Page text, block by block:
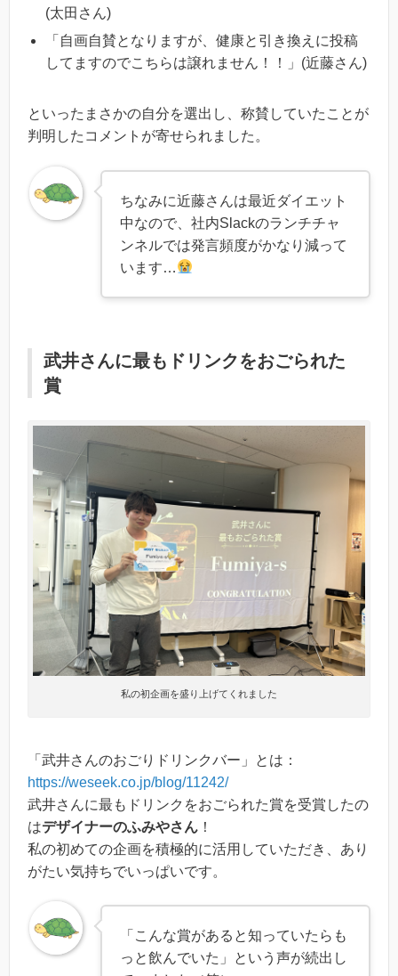
(太田さん)
「自画自賛となりますが、健康と引き換えに投稿
してますのでこちらは譲れません！！」(近藤さん)
といったまさかの自分を選出し、称賛していたことが
判明したコメントが寄せられました。
ちなみに近藤さんは最近ダイエット
中なので、社内Slackのランチチャ
ンネルでは発言頻度がかなり減って
います…
武井さんに最もドリンクをおごられた
賞
私の初企画を盛り上げてくれました
「武井さんのおごりドリンクバー」とは：
https://weseek.co.jp/blog/11242/
武井さんに最もドリンクをおごられた賞を受賞したの
はデザイナーのふみやさん ！
私の初めての企画を積極的に活用していただき、あり
がたい気持ちでいっぱいです。
「こんな賞があると知っていたらも
っと飲んでいた」という声が続出し